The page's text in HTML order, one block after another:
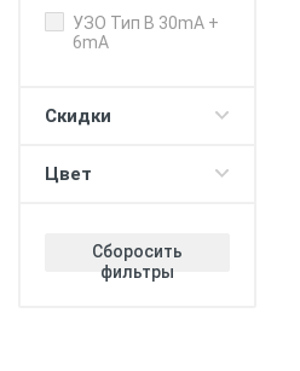
лимита зарядки
V2G - питание
V2H - повербанк с
WiFi
УЗО Тип B 30mA +
6mA
Скидки
Цвет
Сборосить
фильтры